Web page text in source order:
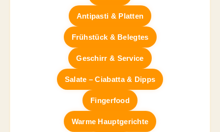
Antipasti & Platten
Frühstück & Belegtes
Geschirr & Service
Salate – Ciabatta & Dipps
Fingerfood
Warme Hauptgerichte